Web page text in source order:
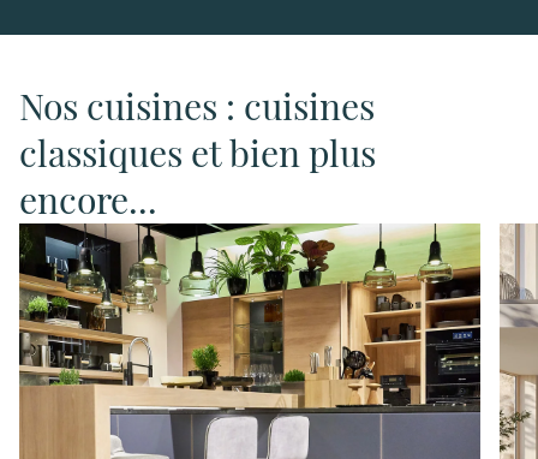
Nos cuisines : cuisines
classiques et bien plus
encore...